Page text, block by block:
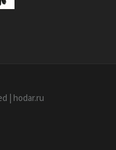
| hodar.ru